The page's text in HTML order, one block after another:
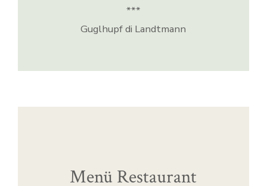
***
Guglhupf di Landtmann
Menü Restaurant